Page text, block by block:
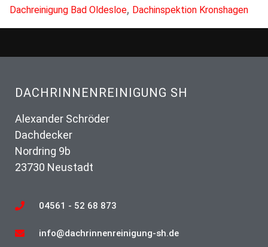
Dachreinigung Bad Oldesloe, Dachinspektion Kronshagen
DACHRINNENREINIGUNG SH
Alexander Schröder
Dachdecker
Nordring 9b
23730 Neustadt
04561 - 52 68 873
info@dachrinnenreinigung-sh.de